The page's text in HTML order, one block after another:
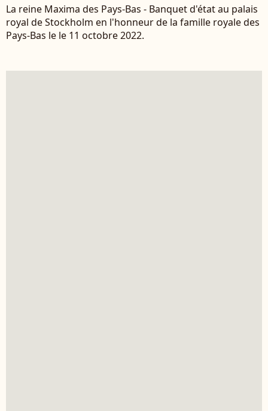
La reine Maxima des Pays-Bas - Banquet d'état au palais
royal de Stockholm en l'honneur de la famille royale des
Pays-Bas le le 11 octobre 2022.